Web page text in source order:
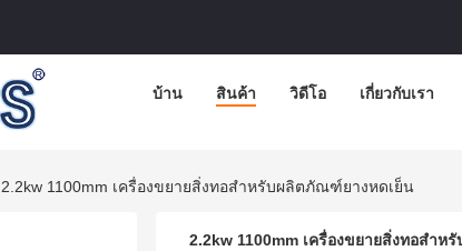
บ้าน สินค้า วิดีโอ เกี่ยวกับเรา
2.2kw 1100mm เครื่องขยายสิ่งทอสำหรับผลิตภัณฑ์ยางหดเย็น
2.2kw 1100mm เครื่องขยายสิ่งทอสำ